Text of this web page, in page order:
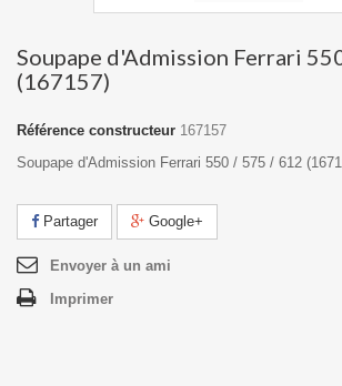
Soupape d'Admission Ferrari
(167157)
Référence constructeur 167157
Soupape d'Admission Ferrari 550 / 575 / 612
Partager Google+
Envoyer à un ami
Imprimer